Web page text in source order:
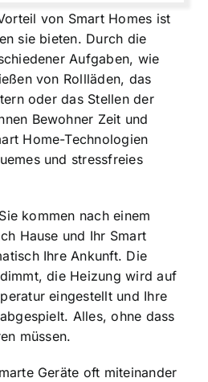
von Smart Homes ist
sie bieten. Durch die
Aufgaben, wie
von Rollläden, das
oder das Stellen der
Bewohner Zeit und
Home-Technologien
und stressfreies
kommen nach einem
Hause und Ihr Smart
Ihre Ankunft. Die
die Heizung wird auf
eingestellt und Ihre
Alles, ohne dass
müssen.
Geräte oft miteinander